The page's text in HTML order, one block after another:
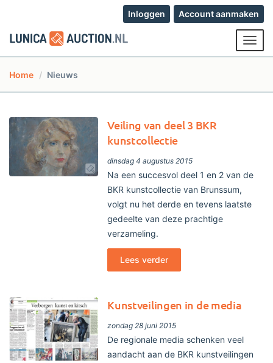
Inloggen Account aanmaken
Home
Nieuws
Veiling van deel 3 BKR
kunstcollectie
dinsdag 4 augustus 2015
Na een succesvol deel 1 en 2 van de
BKR kunstcollectie van Brunssum,
volgt nu het derde en tevens laatste
gedeelte van deze prachtige
verzameling.
Lees verder
Kunstveilingen in de media
zondag 28 juni 2015
De regionale media schenken veel
aandacht aan de BKR kunstveilingen